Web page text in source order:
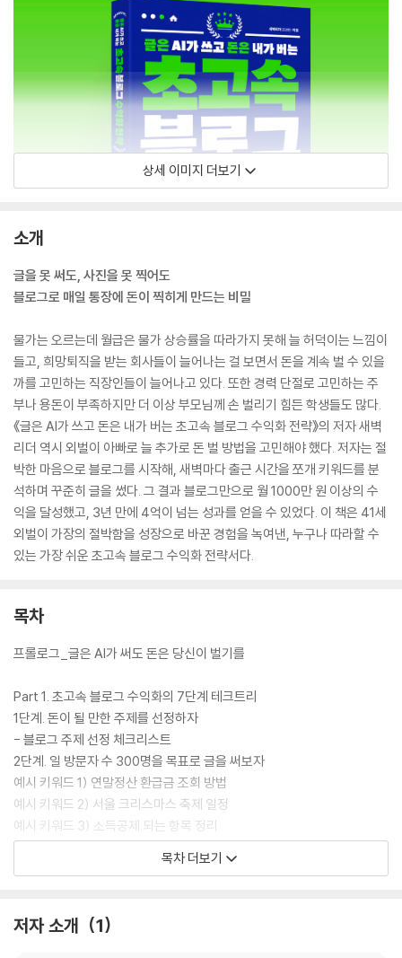
상세 이미지 더보기
소개
글을 못 써도, 사진을 못 찍어도
블로그로 매일 통장에 돈이 찍히게 만드는 비밀
물가는 오르는데 월급은 물가 상승률을 따라가지 못해 늘 허덕이는 느낌이
들고, 희망퇴직을 받는 회사들이 늘어나는 걸 보면서 돈을 계속 벌 수 있을
까를 고민하는 직장인들이 늘어나고 있다. 또한 경력 단절로 고민하는 주
부나 용돈이 부족하지만 더 이상 부모님께 손 벌리기 힘든 학생들도 많다.
《글은 AI가 쓰고 돈은 내가 버는 초고속 블로그 수익화 전략》의 저자 새벽
리더 역시 외벌이 아빠로 늘 추가로 돈 벌 방법을 고민해야 했다. 저자는 절
박한 마음으로 블로그를 시작해, 새벽마다 출근 시간을 쪼개 키워드를 분
석하며 꾸준히 글을 썼다. 그 결과 블로그만으로 월 1000만 원 이상의 수
익을 달성했고, 3년 만에 4억이 넘는 성과를 얻을 수 있었다. 이 책은 41세
외벌이 가장의 절박함을 성장으로 바꾼 경험을 녹여낸, 누구나 따라할 수
있는 가장 쉬운 초고속 블로그 수익화 전략서다.
목차
프롤로그_글은 AI가 써도 돈은 당신이 벌기를
Part 1. 초고속 블로그 수익화의 7단계 테크트리
1단계. 돈이 될 만한 주제를 선정하자
- 블로그 주제 선정 체크리스트
2단계. 일 방문자 수 300명을 목표로 글을 써보자
예시 키워드 1) 연말정산 환급금 조회 방법
예시 키워드 2) 서울 크리스마스 축제 일정
예시 키워드 3) 소득공제 되는 항목 정리
예시 키워드 4) 전세 사기 예방법
예시 키워드 5) ETF의 종류 및 특징
5단계. 박스권 탈출 및 1만 명 목표
목차 더보기
저자 소개 1